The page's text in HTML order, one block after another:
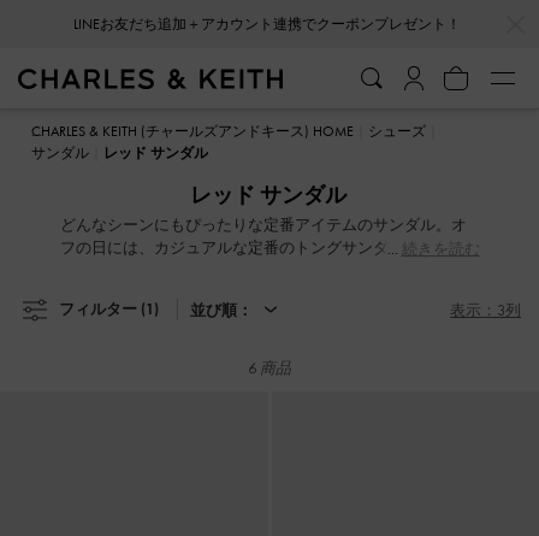
LINEお友だち追加＋アカウント連携でクーポンプレゼント！
LINEお友だち追加＋アカウント連携でクーポンプレゼント！
CHARLES & KEITH (チャールズアンドキース) HOME
シューズ
サンダル
レッド サンダル
レッド サンダル
どんなシーンにもぴったりな定番アイテムのサンダル。オ
フの日には、カジュアルな定番のトングサンダルを選べ
サンダルがおすすめです。ストラップデザインやスリング
サンダルコレクション。ファッショナブルなデザインと履
続きを読む
フィルター (1) 並び順： 表示：3列
6 商品